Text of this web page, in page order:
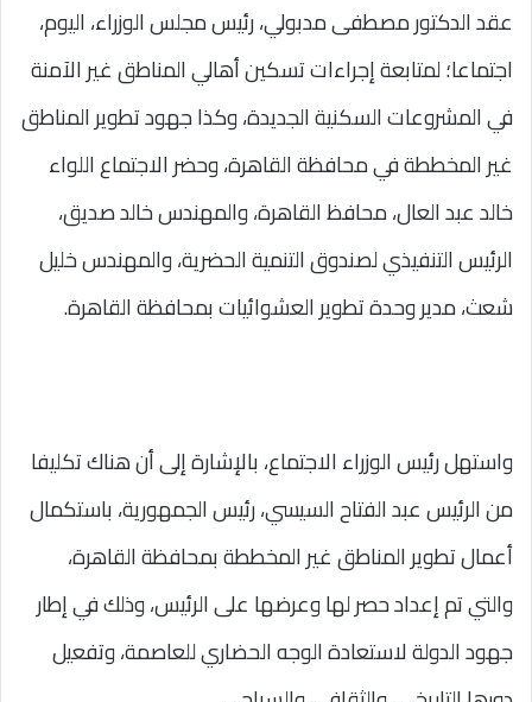
عقد الدكتور مصطفى مدبولي، رئيس مجلس الوزراء، اليوم،
اجتماعا؛ لمتابعة إجراءات تسكين أهالي المناطق غير الآمنة
في المشروعات السكنية الجديدة، وكذا جهود تطوير المناطق
غير المخططة في محافظة القاهرة، وحضر الاجتماع اللواء
خالد عبد العال، محافظ القاهرة، والمهندس خالد صديق،
الرئيس التنفيذي لصندوق التنمية الحضرية، والمهندس خليل
شعث، مدير وحدة تطوير العشوائيات بمحافظة القاهرة.
واستهل رئيس الوزراء الاجتماع، بالإشارة إلى أن هناك تكليفا
من الرئيس عبد الفتاح السيسي، رئيس الجمهورية، باستكمال
أعمال تطوير المناطق غير المخططة بمحافظة القاهرة،
والتي تم إعداد حصر لها وعرضها على الرئيس، وذلك في إطار
جهود الدولة لاستعادة الوجه الحضاري للعاصمة، وتفعيل